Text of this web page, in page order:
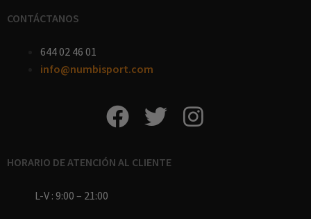
CONTÁCTANOS
644 02 46 01
info@numbisport.com
HORARIO DE ATENCIÓN AL CLIENTE
L-V : 9:00 – 21:00